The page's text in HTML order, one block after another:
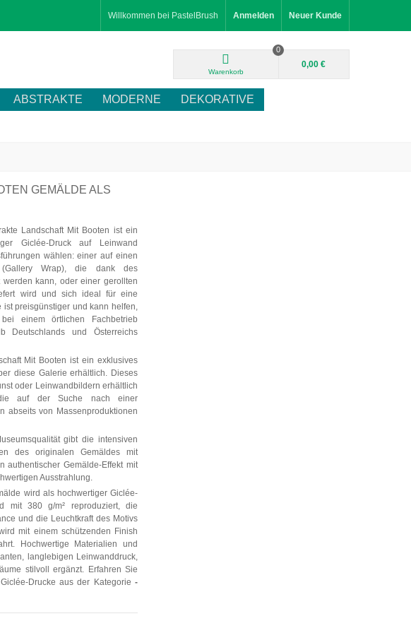
Willkommen bei PastelBrush Anmelden Neuer Kunde
Warenkorb
0
0,00 €
ABSTRAKTE MODERNE
DEKORATIVE
GEMÄLDE ALS
Landschaft Mit Booten ist ein
Giclée-Druck auf Leinwand
wählen: einer auf einen
(Gallery Wrap), die dank des
werden kann, oder einer gerollten
wird und sich ideal für eine
preisgünstiger und kann helfen,
einem örtlichen Fachbetrieb
Deutschlands und Österreichs
Mit Booten ist ein exklusives
diese Galerie erhältlich. Dieses
oder Leinwandbildern erhältlich
auf der Suche nach einer
abseits von Massenproduktionen
gibt die intensiven
des originalen Gemäldes mit
authentischer Gemälde-Effekt mit
Ausstrahlung.
wird als hochwertiger Giclée-
mit 380 g/m² reproduziert, die
und die Leuchtkraft des Motivs
mit einem schützenden Finish
Hochwertige Materialien und
langlebigen Leinwanddruck,
stilvoll ergänzt. Erfahren Sie
Drucke aus der Kategorie -